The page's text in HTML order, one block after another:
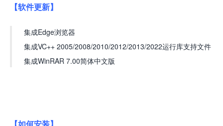
【软件更新】
集成Edge浏览器
集成VC++ 2005/2008/2010/2012/2013/2022运行库支持文件
集成WinRAR 7.00简体中文版